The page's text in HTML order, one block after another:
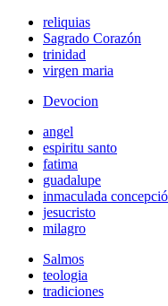
reliquias
Sagrado Corazón
trinidad
virgen maria
Devocion
angel
espiritu santo
fatima
guadalupe
inmaculada
jesucristo
milagro
Salmos
teologia
tradiciones